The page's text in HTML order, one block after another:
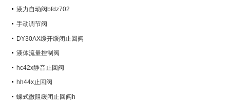
液力自动阀bfdz702
手动调节阀
DY30AX缓开缓闭止回阀
液体流量控制阀
hc42x静音止回阀
hh44x止回阀
蝶式微阻缓闭止回阀h